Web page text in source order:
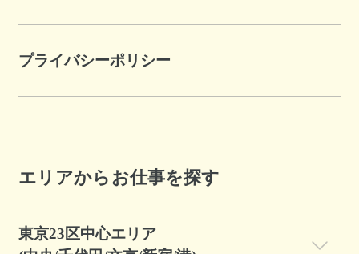
プライバシーポリシー
エリアからお仕事を探す
東京23区中心エリア